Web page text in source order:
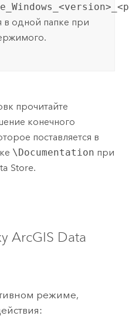
в одной папке при
прочитайте
конечного
поставляется в
\Documentation при
Store.
ArcGIS Data
режиме,